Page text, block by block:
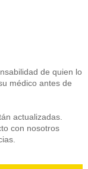
de quien lo
médico antes de
actualizadas.
con nosotros